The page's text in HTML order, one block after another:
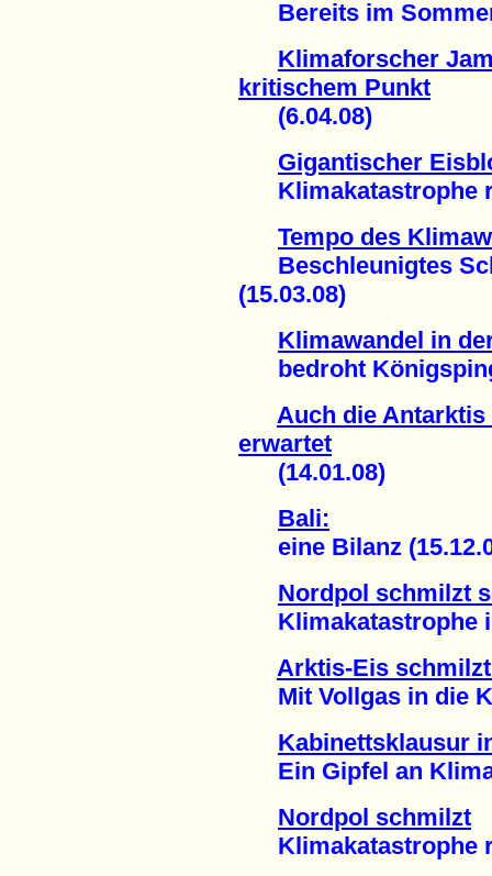
Bereits im Sommer
Klimaforscher
kritischem Punkt
(6.04.08)
Gigantischer
Klimakatastrophe
Tempo des
Beschleunigtes
(15.03.08)
Klimawandel in
bedroht
Auch die
erwartet
(14.01.08)
Bali:
eine Bilanz
Nordpol schmilzt
Klimakatastrophe
Arktis-Eis
Mit Vollgas in die
Kabinettsklausur
Ein Gipfel an
Nordpol schmilzt
Klimakatastrophe